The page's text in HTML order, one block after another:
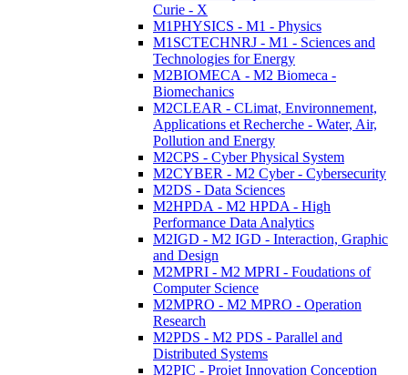
Curie - X
M1PHYSICS - M1 - Physics
M1SCTECHNRJ - M1 - Sciences and
Technologies for Energy
M2BIOMECA - M2 Biomeca -
Biomechanics
M2CLEAR - CLimat, Environnement,
Applications et Recherche - Water, Air,
Pollution and Energy
M2CPS - Cyber Physical System
M2CYBER - M2 Cyber - Cybersecurity
M2DS - Data Sciences
M2HPDA - M2 HPDA - High
Performance Data Analytics
M2IGD - M2 IGD - Interaction, Graphic
and Design
M2MPRI - M2 MPRI - Foudations of
Computer Science
M2MPRO - M2 MPRO - Operation
Research
M2PDS - M2 PDS - Parallel and
Distributed Systems
M2PIC - Projet Innovation Conception